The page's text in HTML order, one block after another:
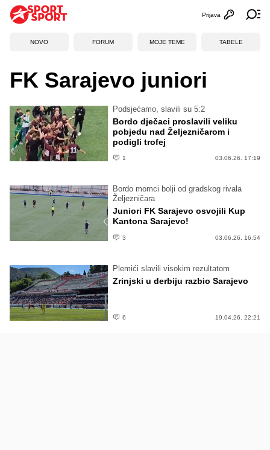
Otvori
Prijava
NOVO FORUM MOJE TEME TABELE
FK Sarajevo juniori
Podsjećamo, slavili su 5:2
Bordo dječaci proslavili veliku
pobjedu nad Željezničarom i
podigli trofej
1 03.06.26. 17:19
Bordo momci bolji od gradskog rivala
Željezničara
Juniori FK Sarajevo osvojili Kup
Kantona Sarajevo!
3 03.06.26. 16:54
Plemići slavili visokim rezultatom
Zrinjski u derbiju razbio Sarajevo
6 19.04.26. 22:21